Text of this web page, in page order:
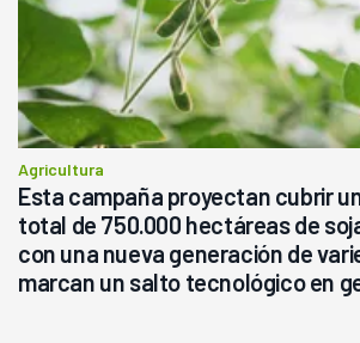
Agricultura
Esta campaña proyectan cubrir
total de 750.000 hectáreas de
con una nueva generación de
marcan un salto tecnológico en